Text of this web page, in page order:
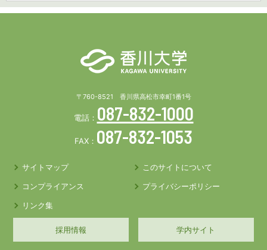
〒760-8521 香川県高松市幸町1番1号
電話： 087-832-1000
FAX： 087-832-1053
サイトマップ
このサイトについて
コンプライアンス
プライバシーポリシー
リンク集
採用情報 学内サイト